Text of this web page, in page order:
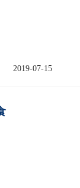
2019-07-15